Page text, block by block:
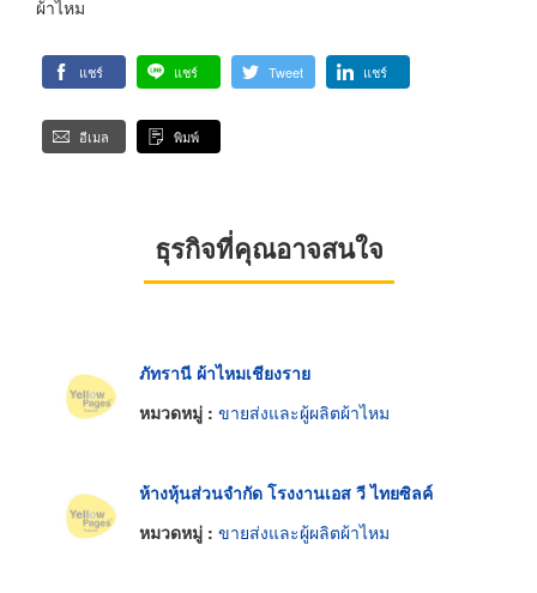
ผ้าไหม
แชร์ แชร์ Tweet แชร์
อีเมล พิมพ์
ธุรกิจที่คุณอาจสนใจ
ภัทรานี ผ้าไหมเชียงราย
หมวดหมู่ : ขายส่งและผู้ผลิตผ้าไหม
ห้างหุ้นส่วนจำกัด โรงงานเอส วี ไทยซิลค์
หมวดหมู่ : ขายส่งและผู้ผลิตผ้าไหม